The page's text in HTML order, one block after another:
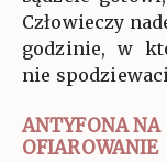
Człowieczy
godzinie, w
nie
ANTYFONA NA
OFIAROWANIE